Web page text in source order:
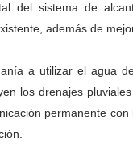
del sistema de
además de
a utilizar el agua
los drenajes
permanente